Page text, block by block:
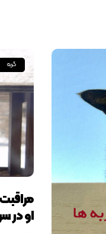
گربه
او در